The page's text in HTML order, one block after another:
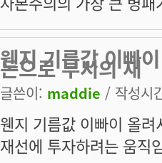
웬지 기름값 이빠
돈으로 부시의 재
글쓴이: maddie / 작성시
웬지 기름값 이빠이 올
재선에 투자하려는 움직